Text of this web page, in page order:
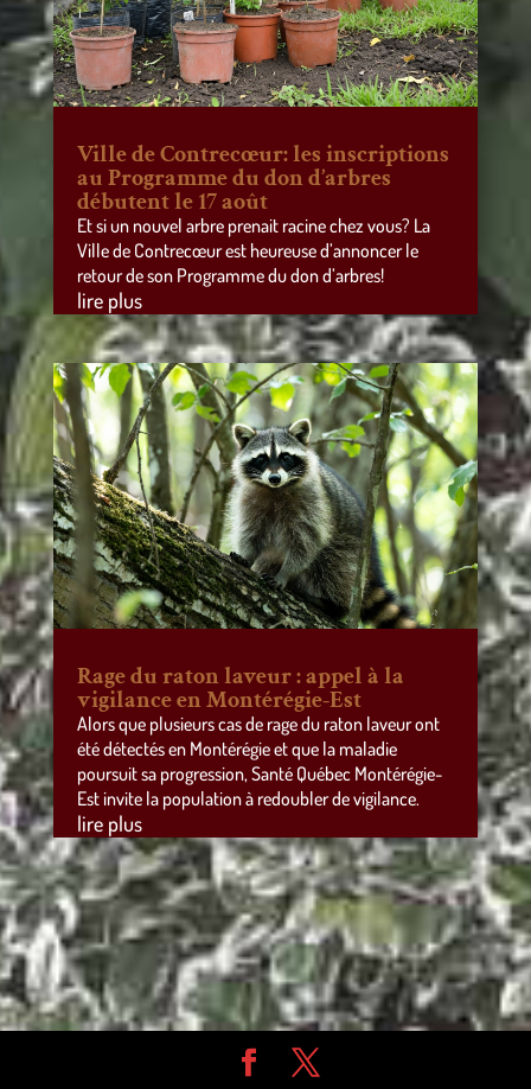
Ville de Contrecœur: les inscriptions
au Programme du don d’arbres
débutent le 17 août
Et si un nouvel arbre prenait racine chez vous? La
Ville de Contrecœur est heureuse d’annoncer le
retour de son Programme du don d’arbres!
lire plus
Rage du raton laveur : appel à la
vigilance en Montérégie-Est
Alors que plusieurs cas de rage du raton laveur ont
été détectés en Montérégie et que la maladie
poursuit sa progression, Santé Québec Montérégie-
Est invite la population à redoubler de vigilance.
lire plus